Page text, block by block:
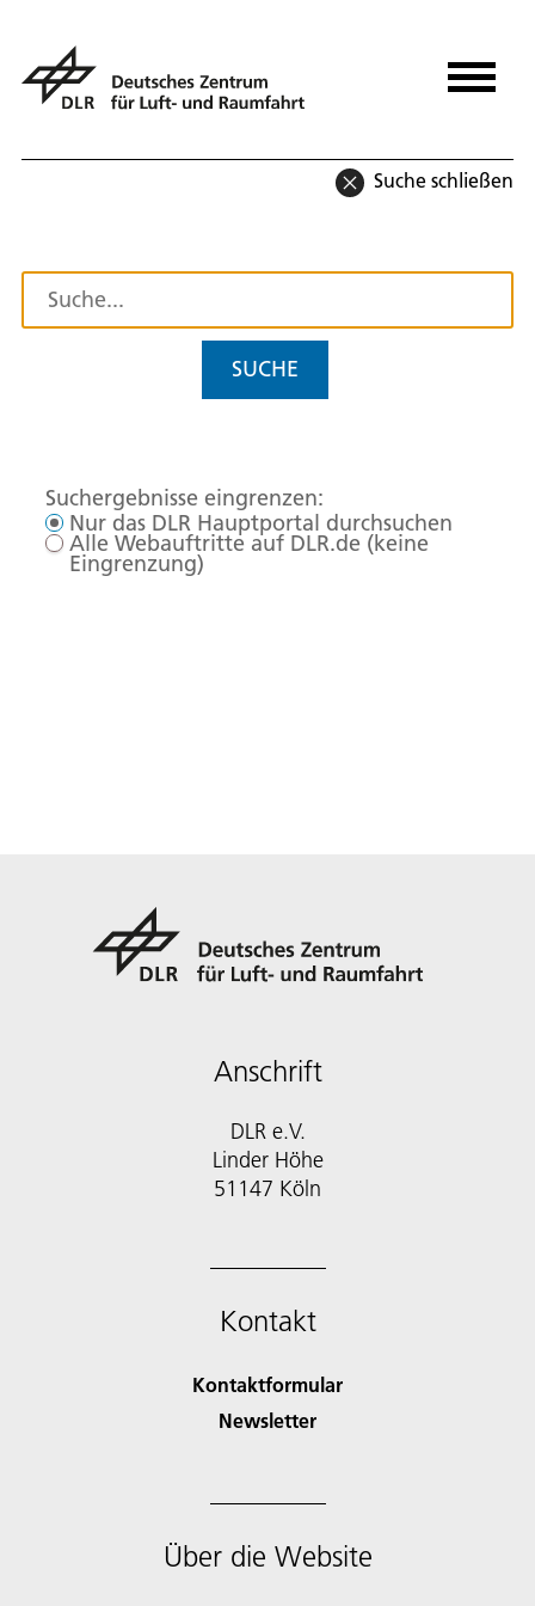
Suche schließen
SUCHE
Suchergebnisse eingrenzen:
Nur das DLR Hauptportal durchsuchen
Alle Webauftritte auf DLR.de (keine
Eingrenzung)
Anschrift
DLR e.V.
Linder Höhe
51147 Köln
Kontakt
Kontaktformular
Newsletter
Über die Website